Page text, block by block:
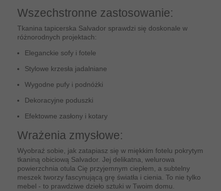
Wszechstronne zastosowanie:
Tkanina tapicerska Salvador sprawdzi się doskonale w
różnorodnych projektach:
Eleganckie sofy i fotele
Stylowe krzesła jadalniane
Wygodne pufy i podnóżki
Dekoracyjne poduszki
Efektowne zasłony i kotary
Wrażenia zmysłowe:
Wyobraź sobie, jak zatapiasz się w miękkim fotelu pokrytym
tkaniną obiciową Salvador. Jej delikatna, welurowa
powierzchnia otula Cię przyjemnym ciepłem, a subtelny
meszek tworzy fascynującą grę światła i cienia. To nie tylko
mebel - to prawdziwe dzieło sztuki w Twoim domu.